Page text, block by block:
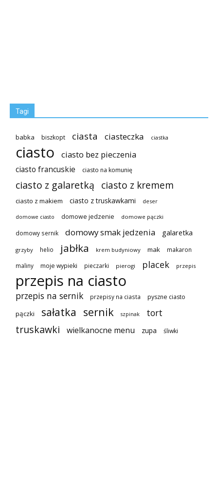
Tagi
babka biszkopt ciasta ciasteczka ciastka
ciasto ciasto bez pieczenia
ciasto francuskie ciasto na komunię
ciasto z galaretką ciasto z kremem
ciasto z makiem ciasto z truskawkami deser
domowe ciasto domowe jedzenie domowe pączki
domowy sernik domowy smak jedzenia galaretka
grzyby helio jabłka krem budyniowy mak makaron
maliny moje wypieki pieczarki pierogi placek przepis
przepis na ciasto
przepis na sernik przepisy na ciasta pyszne ciasto
pączki sałatka sernik szpinak tort
truskawki wielkanocne menu zupa śliwki